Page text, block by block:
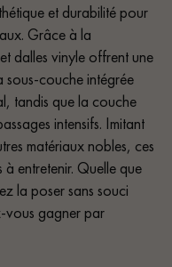
et durabilité pour
Grâce à la
dalles vinyle offrent une
sous-couche intégrée
tandis que la couche
intensifs. Imitant
matériaux nobles, ces
à entretenir. Quelle que
la poser sans souci
vous gagner par